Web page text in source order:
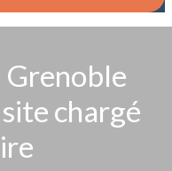
Grenoble
chargé